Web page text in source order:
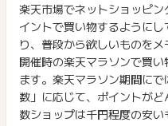
楽天市場でネットショッピ
イントで買い物するように
り、普段から欲しいものを
開催時の楽天マラソンで買
ます。楽天マラソン期間に
数」に応じて、ポイントが
数ショップは千円程度の安